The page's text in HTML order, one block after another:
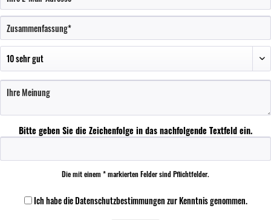
Bitte geben Sie die Zeichenfolge in das nachfolgende Textfeld ein.
Die mit einem * markierten Felder sind Pflichtfelder.
Ich habe dieDatenschutzbestimmungenzur Kenntnis genommen.